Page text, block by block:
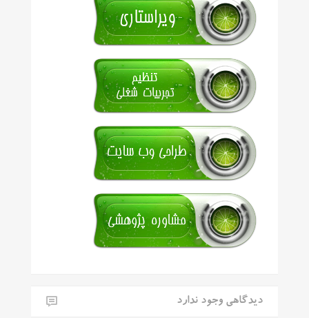
دیدگاهی وجود ندارد